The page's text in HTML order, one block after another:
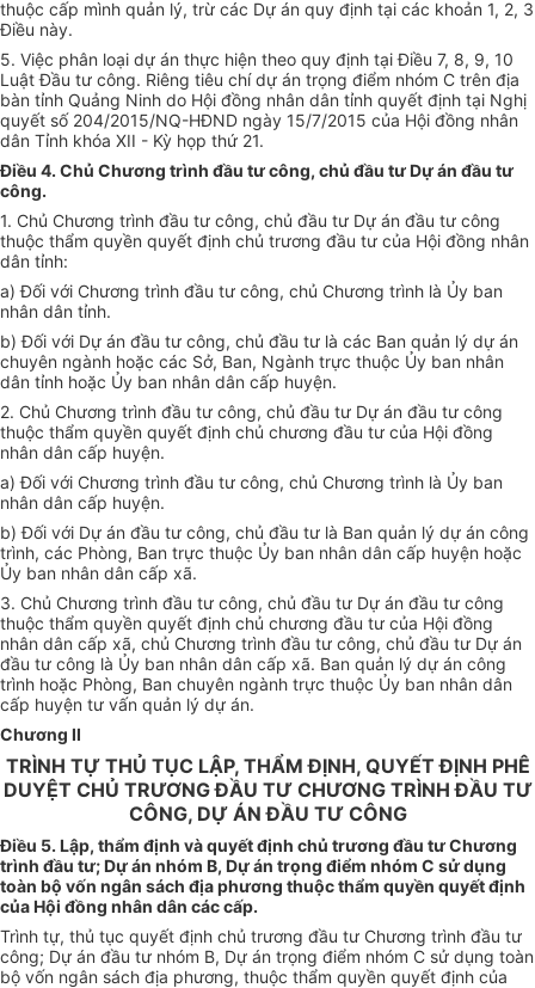
thuộc cấp mình quản lý, trừ các Dự án quy định tại các khoản 1, 2, 3
Điều này.
5. Việc phân loại dự án thực hiện theo quy định tại Điều 7, 8, 9, 10
Luật Đầu tư công. Riêng tiêu chí dự án trọng điểm nhóm C trên địa
bàn tỉnh Quảng Ninh do Hội đồng nhân dân tỉnh quyết định tại Nghị
quyết số 204/2015/NQ-HĐND ngày 15/7/2015 của Hội đồng nhân
dân Tỉnh khóa XII - Kỳ họp thứ 21.
Điều 4. Chủ Chương trình đầu tư công, chủ đầu tư Dự án đầu tư
công.
1. Chủ Chương trình đầu tư công, chủ đầu tư Dự án đầu tư công
thuộc thẩm quyền quyết định chủ trương đầu tư của Hội đồng nhân
dân tỉnh:
a) Đối với Chương trình đầu tư công, chủ Chương trình là Ủy ban
nhân dân tỉnh.
b) Đối với Dự án đầu tư công, chủ đầu tư là các Ban quản lý dự án
chuyên ngành hoặc các Sở, Ban, Ngành trực thuộc Ủy ban nhân
dân tỉnh hoặc Ủy ban nhân dân cấp huyện.
2. Chủ Chương trình đầu tư công, chủ đầu tư Dự án đầu tư công
thuộc thẩm quyền quyết định chủ chương đầu tư của Hội đồng
nhân dân cấp huyện.
a) Đối với Chương trình đầu tư công, chủ Chương trình là Ủy ban
nhân dân cấp huyện.
b) Đối với Dự án đầu tư công, chủ đầu tư là Ban quản lý dự án công
trình, các Phòng, Ban trực thuộc Ủy ban nhân dân cấp huyện hoặc
Ủy ban nhân dân cấp xã.
3. Chủ Chương trình đầu tư công, chủ đầu tư Dự án đầu tư công
thuộc thẩm quyền quyết định chủ chương đầu tư của Hội đồng
nhân dân cấp xã, chủ Chương trình đầu tư công, chủ đầu tư Dự án
đầu tư công là Ủy ban nhân dân cấp xã. Ban quản lý dự án công
trình hoặc Phòng, Ban chuyên ngành trực thuộc Ủy ban nhân dân
cấp huyện tư vấn quản lý dự án.
Chương II
TRÌNH TỰ THỦ TỤC LẬP, THẨM ĐỊNH, QUYẾT ĐỊNH PHÊ
DUYỆT CHỦ TRƯƠNG ĐẦU TƯ CHƯƠNG TRÌNH ĐẦU TƯ
CÔNG, DỰ ÁN ĐẦU TƯ CÔNG
Điều 5. Lập, thẩm định và quyết định chủ trương đầu tư Chương
trình đầu tư; Dự án nhóm B, Dự án trọng điểm nhóm C sử dụng
toàn bộ vốn ngân sách địa phương thuộc thẩm quyền quyết định
của Hội đồng nhân dân các cấp.
Trình tự, thủ tục quyết định chủ trương đầu tư Chương trình đầu tư
công; Dự án đầu tư nhóm B, Dự án trọng điểm nhóm C sử dụng toàn
bộ vốn ngân sách địa phương, thuộc thẩm quyền quyết định của